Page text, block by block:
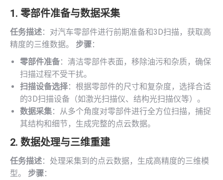
1. 零部件准备与数据采集
任务描述：对汽车零部件进行前期准备和3D扫描，获取高
精度的三维数据。 步骤：
零部件准备：清洁零部件表面，移除油污和杂质，确保
扫描过程不受干扰。
扫描设备选择：根据零部件的尺寸和复杂度，选择合适
的3D扫描设备（如激光扫描仪、结构光扫描仪等）。
数据采集：从多个角度对零部件进行全方位扫描，捕捉
其结构和细节，生成完整的点云数据。
2. 数据处理与三维重建
任务描述：处理采集到的点云数据，生成高精度的三维模
型。 步骤：